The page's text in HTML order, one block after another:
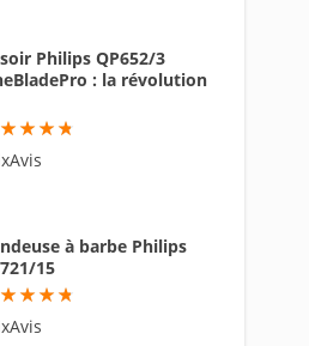
Philips QP652/3
: la révolution
94.6
à barbe Philips
15
94.6